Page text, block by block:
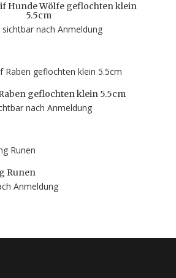
Hunde Wölfe geflochten klein
5.5cm
sichtbar nach Anmeldung
geflochten klein 5.5cm
nach Anmeldung
Runen
Anmeldung